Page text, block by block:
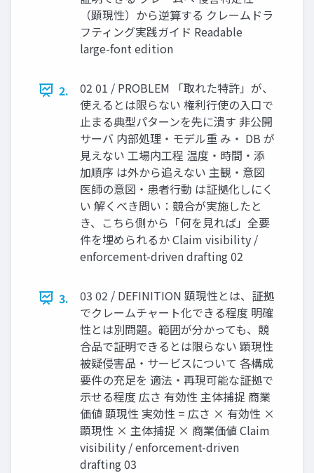
（顕現性）から逆算する クレームドラ
フティング実践ガイド Readable
large-font edition
2.
02 01 / PROBLEM 「取れた特許」が、
使えるとは限らない 権利行使の入口で
止まる典型パターンを先に潰す 非公開
サーバ 内部処理・モデル重 み・ DB が
見えない 工場内工程 温度・時間・添
加順序 は外から追えない 主観・意図
医師の意図・患者行動 は証拠化しにく
い 解くべき問い：競合が実施したと
き、こちら側から「何を見れば」全要
件を埋められるか Claim visibility /
enforcement-driven drafting 02
3.
03 02 / DEFINITION 顕現性とは、証拠
でクレームチャート化できる程度 明確
性とは別問題。範囲が分かっても、競
合品で証明できるとは限らない 顕現性
被疑侵害品・サービスについて 各構成
要件の充足を 適法・再現可能な証拠で
示せる程度 広さ 有効性 主体捕捉 商業
価値 顕現性 実効性 = 広さ × 有効性 ×
顕現性 × 主体捕捉 × 商業価値 Claim
visibility / enforcement-driven
drafting 03